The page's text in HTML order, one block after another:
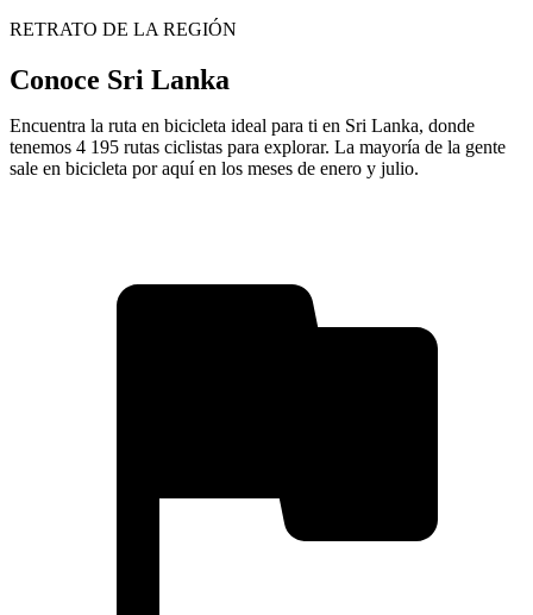
RETRATO DE LA REGIÓN
Conoce Sri Lanka
Encuentra la ruta en bicicleta ideal para ti en Sri Lanka, donde
tenemos 4 195 rutas ciclistas para explorar. La mayoría de la gente
sale en bicicleta por aquí en los meses de enero y julio.